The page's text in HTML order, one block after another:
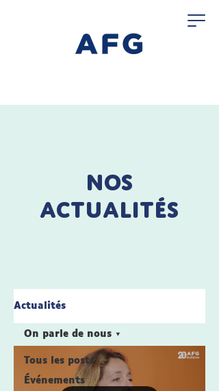
Nos
actualités
Actualités
Tous les posts
Événements
On parle de nous